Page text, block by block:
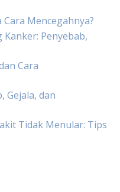
Mencegahnya?
Penyebab,
Cara
Gejala, dan
Tidak Menular: Tips